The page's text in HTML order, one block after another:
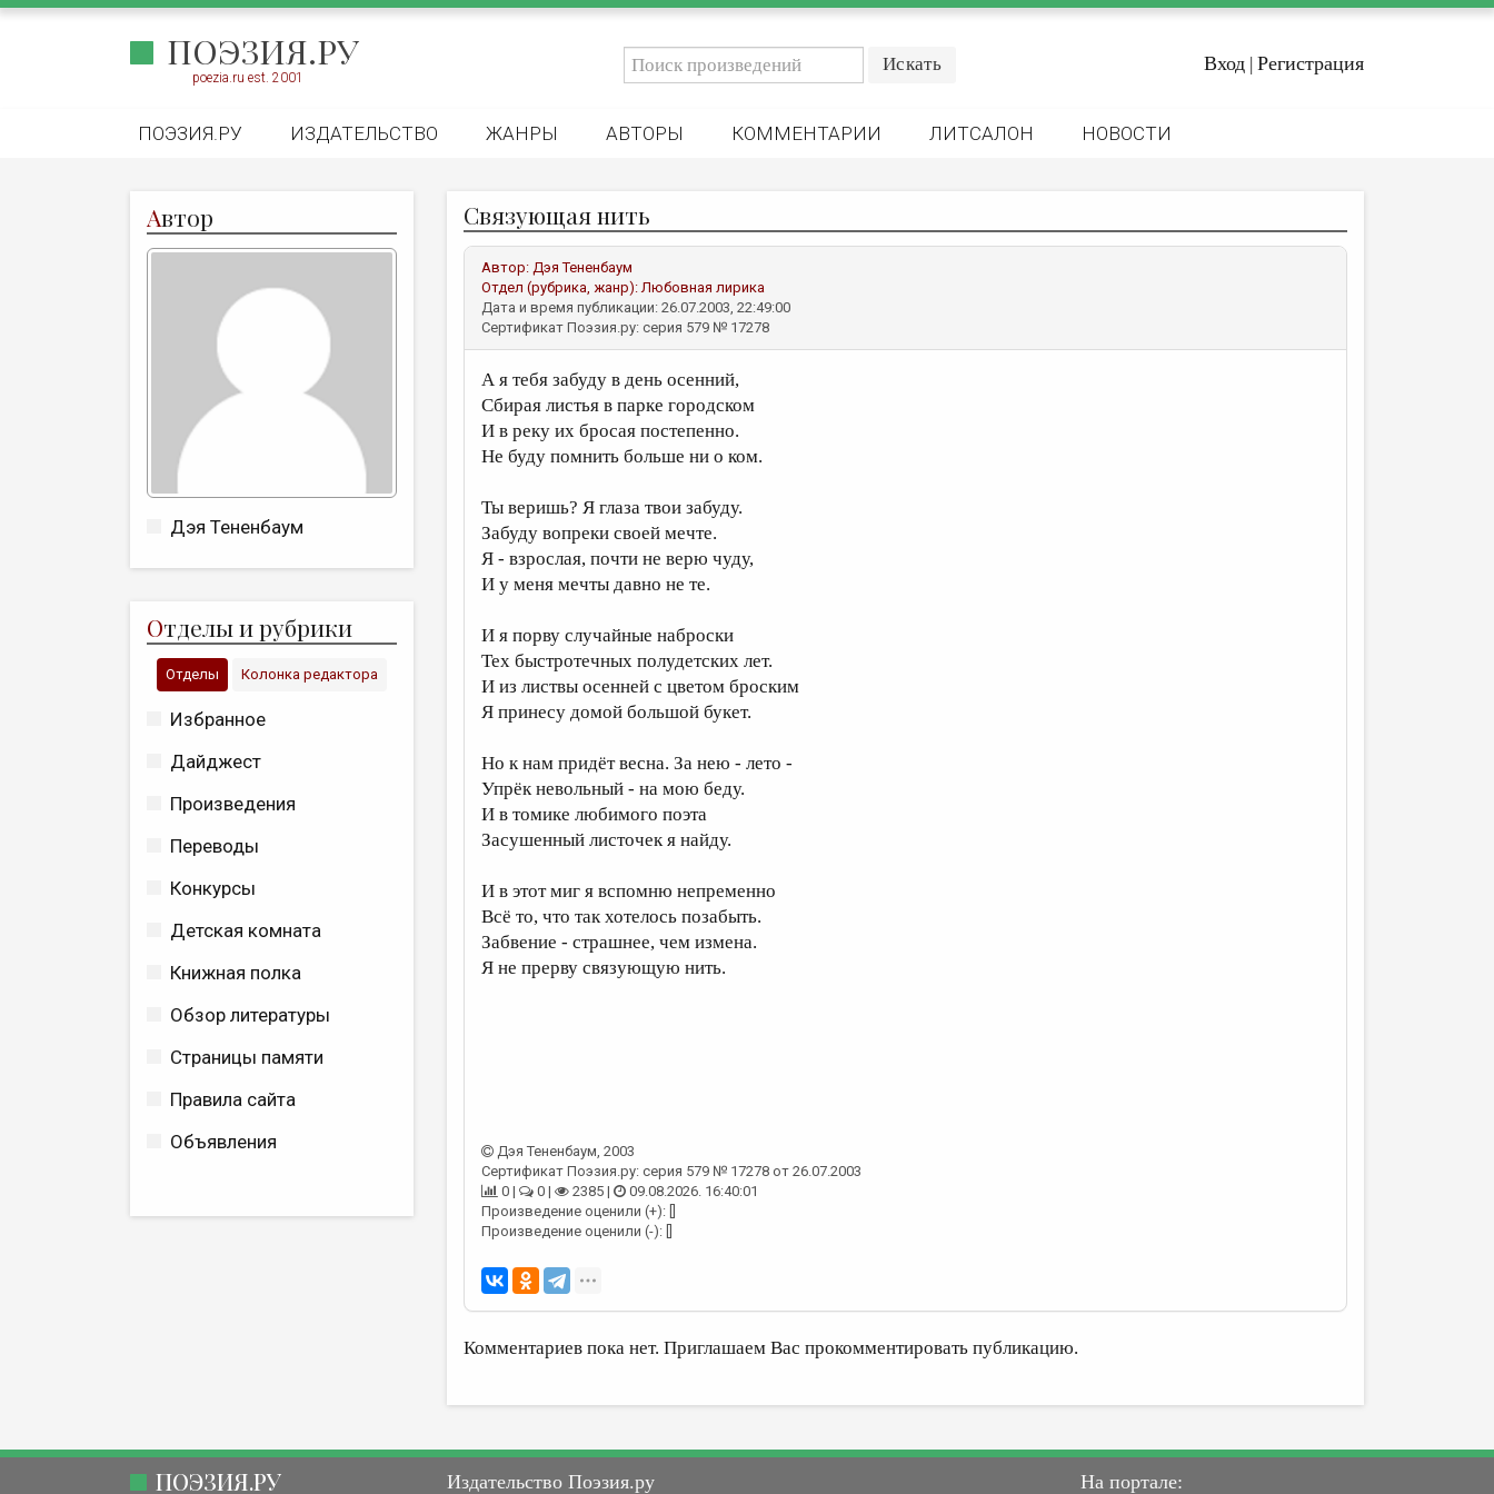
ПОЭЗИЯ.РУ
poezia.ru est. 2001
Вход | Регистрация
ПОЭЗИЯ.РУ ИЗДАТЕЛЬСТВО ЖАНРЫ АВТОРЫ КОММЕНТАРИИ ЛИТСАЛОН НОВОСТИ
Автор
Дэя Тененбаум
Отделы и рубрики
Отделы Колонка редактора
Избранное
Дайджест
Произведения
Переводы
Конкурсы
Детская комната
Книжная полка
Обзор литературы
Страницы памяти
Правила сайта
Объявления
Связующая нить
Автор: Дэя Тененбаум
Отдел (рубрика, жанр):Любовная лирика
Дата и время публикации: 26.07.2003, 22:49:00
Сертификат Поэзия.ру: серия 579 № 17278
А я тебя забуду в день осенний,
Сбирая листья в парке городском
И в реку их бросая постепенно.
Не буду помнить больше ни о ком.
Ты веришь? Я глаза твои забуду.
Забуду вопреки своей мечте.
Я - взрослая, почти не верю чуду,
И у меня мечты давно не те.
И я порву случайные наброски
Тех быстротечных полудетских лет.
И из листвы осенней с цветом броским
Я принесу домой большой букет.
Но к нам придёт весна. За нею - лето -
Упрёк невольный - на мою беду.
И в томике любимого поэта
Засушенный листочек я найду.
И в этот миг я вспомню непременно
Всё то, что так хотелось позабыть.
Забвение - страшнее, чем измена.
Я не прерву связующую нить.
Дэя Тененбаум, 2003
Сертификат Поэзия.ру: серия 579 № 17278 от 26.07.2003
0 |
0 | 2385 |
09.08.2026. 16:40:01
Произведение оценили (+): []
Произведение оценили (-): []
Комментариев пока нет. Приглашаем Вас прокомментировать публикацию.
ПОЭЗИЯ.РУ Издательство Поэзия.ру На портале: